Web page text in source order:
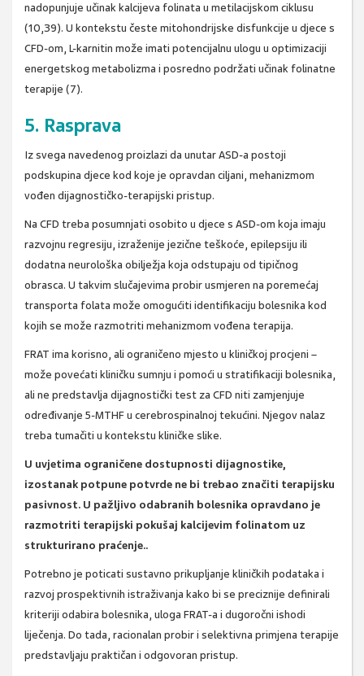
nadopunjuje učinak kalcijeva folinata u metilacijskom ciklusu
(10,39). U kontekstu česte mitohondrijske disfunkcije u djece s
CFD-om, L-karnitin može imati potencijalnu ulogu u optimizaciji
energetskog metabolizma i posredno podržati učinak folinatne
terapije (7).
5. Rasprava
Iz svega navedenog proizlazi da unutar ASD-a postoji
podskupina djece kod koje je opravdan ciljani, mehanizmom
vođen dijagnostičko-terapijski pristup.
Na CFD treba posumnjati osobito u djece s ASD-om koja imaju
razvojnu regresiju, izraženije jezične teškoće, epilepsiju ili
dodatna neurološka obilježja koja odstupaju od tipičnog
obrasca. U takvim slučajevima probir usmjeren na poremećaj
transporta folata može omogućiti identifikaciju bolesnika kod
kojih se može razmotriti mehanizmom vođena terapija.
FRAT ima korisno, ali ograničeno mjesto u kliničkoj procjeni –
može povećati kliničku sumnju i pomoći u stratifikaciji bolesnika,
ali ne predstavlja dijagnostički test za CFD niti zamjenjuje
određivanje 5-MTHF u cerebrospinalnoj tekućini. Njegov nalaz
treba tumačiti u kontekstu kliničke slike.
U uvjetima ograničene dostupnosti dijagnostike,
izostanak potpune potvrde ne bi trebao značiti terapijsku
pasivnost. U pažljivo odabranih bolesnika opravdano je
razmotriti terapijski pokušaj kalcijevim folinatom uz
strukturirano praćenje..
Potrebno je poticati sustavno prikupljanje kliničkih podataka i
razvoj prospektivnih istraživanja kako bi se preciznije definirali
kriteriji odabira bolesnika, uloga FRAT-a i dugoročni ishodi
liječenja. Do tada, racionalan probir i selektivna primjena terapije
predstavljaju praktičan i odgovoran pristup.